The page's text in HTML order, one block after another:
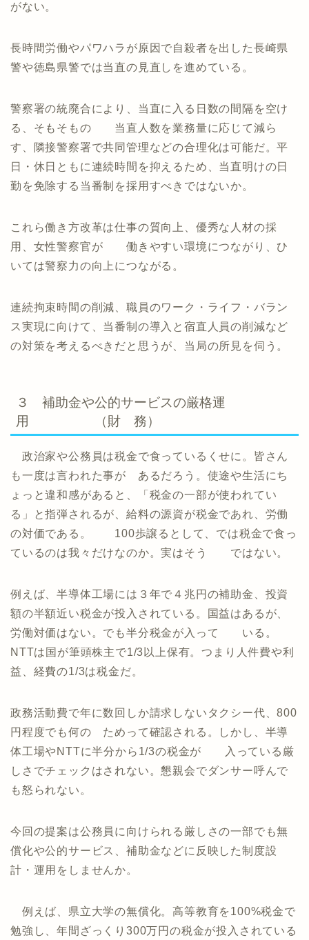
がない。
長時間労働やパワハラが原因で自殺者を出した長崎県
警や徳島県警では当直の見直しを進めている。
警察署の統廃合により、当直に入る日数の間隔を空け
る、そもそもの 当直人数を業務量に応じて減ら
す、隣接警察署で共同管理などの合理化は可能だ。平
日・休日ともに連続時間を抑えるため、当直明けの日
勤を免除する当番制を採用すべきではないか。
これら働き方改革は仕事の質向上、優秀な人材の採
用、女性警察官が 働きやすい環境につながり、ひ
いては警察力の向上につながる。
連続拘束時間の削減、職員のワーク・ライフ・バラン
ス実現に向けて、当番制の導入と宿直人員の削減など
の対策を考えるべきだと思うが、当局の所見を伺う。
３ 補助金や公的サービスの厳格運
用 （財 務）
政治家や公務員は税金で食っているくせに。皆さん
も一度は言われた事が あるだろう。使途や生活にち
ょっと違和感があると、「税金の一部が使われてい
る」と指弾されるが、給料の源資が税金であれ、労働
の対価である。 100歩譲るとして、では税金で食っ
ているのは我々だけなのか。実はそう ではない。
例えば、半導体工場には３年で４兆円の補助金、投資
額の半額近い税金が投入されている。国益はあるが、
労働対価はない。でも半分税金が入って いる。
NTTは国が筆頭株主で1/3以上保有。つまり人件費や利
益、経費の1/3は税金だ。
政務活動費で年に数回しか請求しないタクシー代、800
円程度でも何の ためって確認される。しかし、半導
体工場やNTTに半分から1/3の税金が 入っている厳
しさでチェックはされない。懇親会でダンサー呼んで
も怒られない。
今回の提案は公務員に向けられる厳しさの一部でも無
償化や公的サービス、補助金などに反映した制度設
計・運用をしませんか。
例えば、県立大学の無償化。高等教育を100%税金で
勉強し、年間ざっくり300万円の税金が投入されている